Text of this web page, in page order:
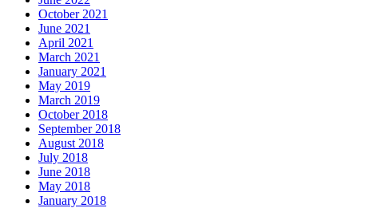
October 2021
June 2021
April 2021
March 2021
January 2021
May 2019
March 2019
October 2018
September 2018
August 2018
July 2018
June 2018
May 2018
January 2018